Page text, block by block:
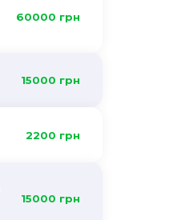
60000 грн
15000 грн
2200 грн
15000 грн